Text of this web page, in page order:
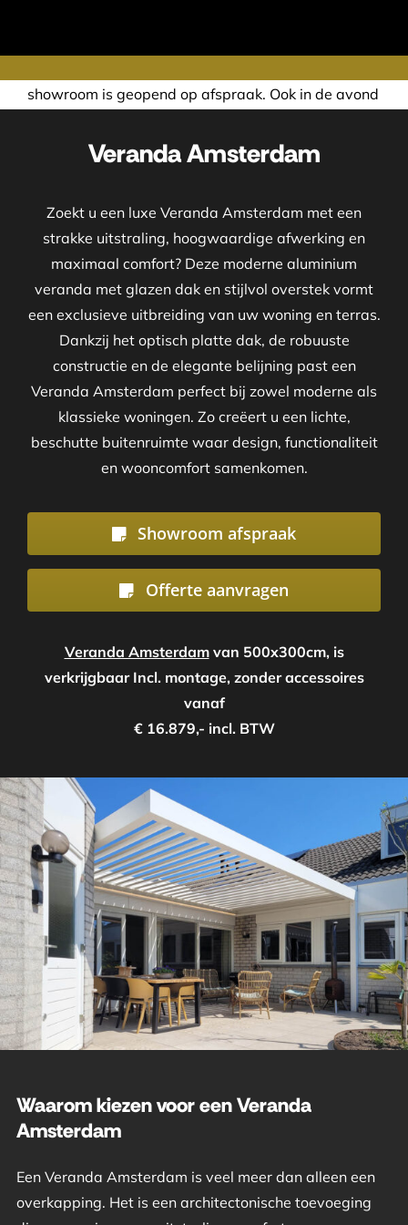
op afspraak. Ook in de avond of in het weekend
Veranda Amsterdam
Zoekt u een luxe Veranda Amsterdam met een
strakke uitstraling, hoogwaardige afwerking en
maximaal comfort? Deze moderne aluminium
veranda met glazen dak en stijlvol overstek vormt
een exclusieve uitbreiding van uw woning en terras.
Dankzij het optisch platte dak, de robuuste
constructie en de elegante belijning past een
Veranda Amsterdam perfect bij zowel moderne als
klassieke woningen. Zo creëert u een lichte,
beschutte buitenruimte waar design, functionaliteit
en wooncomfort samenkomen.
Showroom afspraak
Offerte aanvragen
Veranda Amsterdamvan 500x300cm, is
verkrijgbaar Incl. montage, zonder accessoires
vanaf
€ 16.879,- incl. BTW
Waarom kiezen voor een Veranda
Amsterdam
Een Veranda Amsterdam is veel meer dan alleen een
overkapping. Het is een architectonische toevoeging